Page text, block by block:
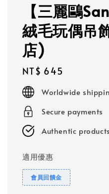
【三麗鷗
絨毛玩偶吊
店)
Regular
price
NT$ 645
Worldwide
Secure payments
Authentic products
適用優惠
會員回饋金